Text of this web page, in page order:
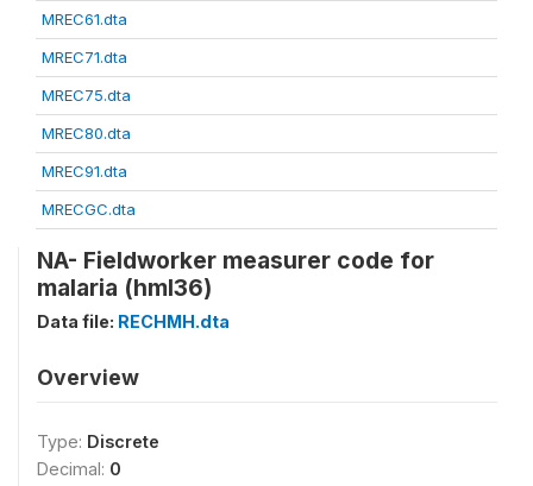
MREC61.dta
MREC71.dta
MREC75.dta
MREC80.dta
MREC91.dta
MRECGC.dta
NA- Fieldworker measurer code for
malaria (hml36)
Data file: RECHMH.dta
Overview
Type: Discrete
Decimal: 0